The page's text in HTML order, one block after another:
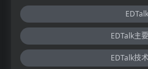
EDTalk
EDTalk主
EDTalk技